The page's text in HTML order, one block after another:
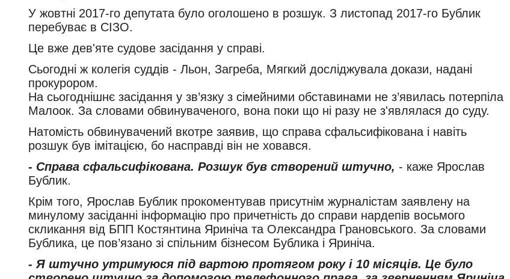
У жовтні 2017-го депутата було оголошено в розшук. З листопад 2017-го Бублик
перебуває в СІЗО.
Це вже дев'яте судове засідання у справі.
Сьогодні ж колегія суддів - Льон, Загреба, Мягкий досліджувала докази, надані
прокурором.
На сьогоднішнє засідання у зв’язку з сімейними обставинами не з’явилась потерпіла
Малоок. За словами обвинуваченого, вона поки що ні разу не з'являлася до суду.
Натомість обвинувачений вкотре заявив, що справа сфальсифікована і навіть
розшук був імітацією, бо насправді він не ховався.
- Справа сфальсифікована. Розшук був створений штучно, - каже Ярослав
Бублик.
Крім того, Ярослав Бублик прокоментував присутнім журналістам заявлену на
минулому засіданні інформацію про причетність до справи нардепів восьмого
скликання від БПП Костянтина Яриніча та Олександра Грановського. За словами
Бублика, це пов’язано зі спільним бізнесом Бублика і Яриніча.
- Я штучно утримуюся під вартою протягом року і 10 місяців. Це було